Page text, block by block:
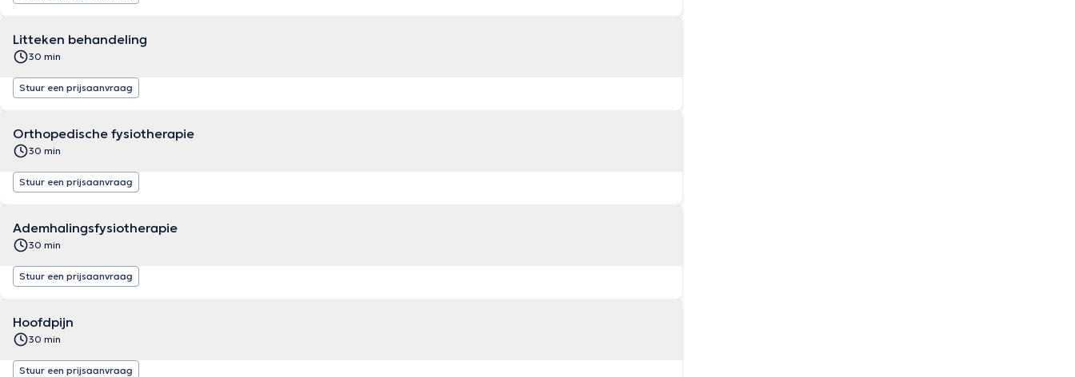
Litteken behandeling
30 min
Stuur een prijsaanvraag
Orthopedische fysiotherapie
30 min
Stuur een prijsaanvraag
Ademhalingsfysiotherapie
30 min
Stuur een prijsaanvraag
Hoofdpijn
30 min
Stuur een prijsaanvraag